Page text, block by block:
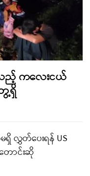
သည့် ကလေးငယ်
ရှိ
ရှိ လွှတ်ပေးရန် US
တောင်းဆို